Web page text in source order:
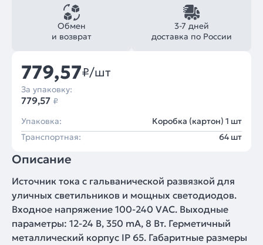
3-7 дней
доставка по России
Обмен
и возврат
779,57₽/шт
За упаковку:
779,57 ₽
Упаковка:
Коробка (картон) 1 шт
Транспортная:
64 шт
Описание
Источник тока с гальванической развязкой для
уличных светильников и мощных светодиодов.
Входное напряжение 100-240 VAC. Выходные
параметры: 12-24 В, 350 mА, 8 Вт. Герметичный
металлический корпус IP 65. Габаритные размеры